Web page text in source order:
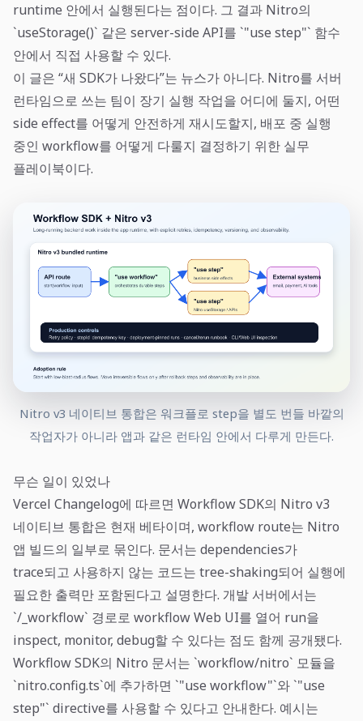
runtime 안에서 실행된다는 점이다. 그 결과 Nitro의
`useStorage()` 같은 server-side API를 `"use step"` 함수
안에서 직접 사용할 수 있다.
이 글은 “새 SDK가 나왔다”는 뉴스가 아니다. Nitro를 서버
런타임으로 쓰는 팀이 장기 실행 작업을 어디에 둘지, 어떤
side effect를 어떻게 안전하게 재시도할지, 배포 중 실행
중인 workflow를 어떻게 다룰지 결정하기 위한 실무
플레이북이다.
Nitro v3 네이티브 통합은 워크플로 step을 별도 번들 바깥의
작업자가 아니라 앱과 같은 런타임 안에서 다루게 만든다.
무슨 일이 있었나
Vercel Changelog에 따르면 Workflow SDK의 Nitro v3
네이티브 통합은 현재 베타이며, workflow route는 Nitro
앱 빌드의 일부로 묶인다. 문서는 dependencies가
trace되고 사용하지 않는 코드는 tree-shaking되어 실행에
필요한 출력만 포함된다고 설명한다. 개발 서버에서는
`/_workflow` 경로로 workflow Web UI를 열어 run을
inspect, monitor, debug할 수 있다는 점도 함께 공개됐다.
Workflow SDK의 Nitro 문서는 `workflow/nitro` 모듈을
`nitro.config.ts`에 추가하면 `"use workflow"`와 `"use
step"` directive를 사용할 수 있다고 안내한다. 예시는